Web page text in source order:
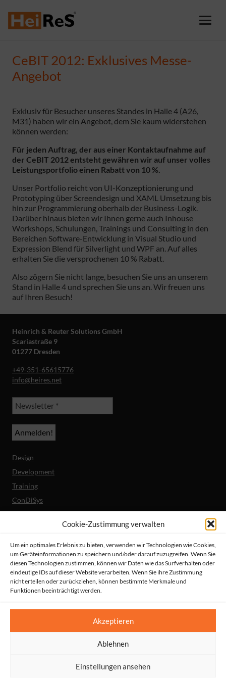
Cookie-Zustimmung verwalten
Um ein optimales Erlebnis zu bieten, verwenden wir Technologien wie Cookies,
um Geräteinformationen zu speichern und/oder darauf zuzugreifen. Wenn Sie
diesen Technologien zustimmen, können wir Daten wie das Surfverhalten oder
eindeutige IDs auf dieser Website verarbeiten. Wenn Sie ihre Zustimmung
nicht erteilen oder zurückziehen, können bestimmte Merkmale und
Funktionen beeinträchtigt werden.
Akzeptieren
Ablehnen
Einstellungen ansehen
CeBIT 2012: Exklusives Messe-
Angebot
Exklusiv für Besucher unseres Standes in Halle 4 (A26,
M31) haben wir ein Angebot, dem Sie kaum widerstehen
können werden:
Für jeden Auftrag, der aus einer Kontaktaufnahme auf
der CeBIT 2012 entsteht gewähren wir auf unser volles
Leistungsportfolio einen Rabatt von 10 %.
Unser Portfolio reicht von UI-Konzeptionierung und
Prototyping über Screendesign und XAML Umsetzung bis
hin zur Programmierung oberhalb der Business-Logik.
Darüber hinaus bieten wir Ihnen gerne auch Inhouse
Workshops, Schulungen, Trainings und Consulting in den
Bereichen Software-Entwicklung in Visual Studio und
Expression Blend für Silverlight und WPF an. Auf alles
erhalten Sie die versprochenen 10 % Rabatt.
Also zögern Sie nicht lange, besuchen Sie uns an unserem
Stand in Halle 4 und sprechen Sie uns an. Wir freuen uns
auf Ihren Besuch!
Heinrich & Reuter Solutions GmbH
Scariastraße 9
01277 Dresden
+49-351-65615776
info@heires.net
Design
Development
Training
ConDiSys
Barrierefreiheit
Mobile Lösungen
Unternehmen
Referenzen
Aktuelles
© HeiReS GmbH
AGBs|Datenschutz